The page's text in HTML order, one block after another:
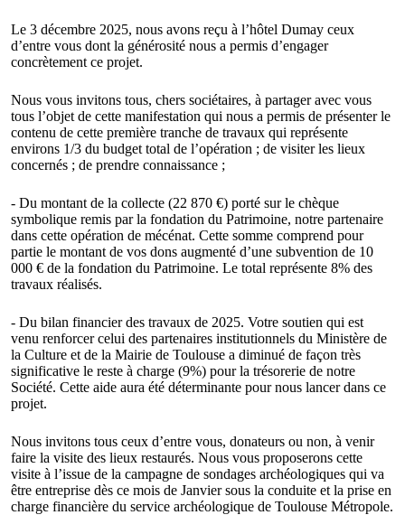
Le 3 décembre 2025, nous avons reçu à l’hôtel Dumay ceux
d’entre vous dont la générosité nous a permis d’engager
concrètement ce projet.
Nous vous invitons tous, chers sociétaires, à partager avec vous
tous l’objet de cette manifestation qui nous a permis de présenter le
contenu de cette première tranche de travaux qui représente
environs 1/3 du budget total de l’opération ; de visiter les lieux
concernés ; de prendre connaissance ;
- Du montant de la collecte (22 870 €) porté sur le chèque
symbolique remis par la fondation du Patrimoine, notre partenaire
dans cette opération de mécénat. Cette somme comprend pour
partie le montant de vos dons augmenté d’une subvention de 10
000 € de la fondation du Patrimoine. Le total représente 8% des
travaux réalisés.
- Du bilan financier des travaux de 2025. Votre soutien qui est
venu renforcer celui des partenaires institutionnels du Ministère de
la Culture et de la Mairie de Toulouse a diminué de façon très
significative le reste à charge (9%) pour la trésorerie de notre
Société. Cette aide aura été déterminante pour nous lancer dans ce
projet.
Nous invitons tous ceux d’entre vous, donateurs ou non, à venir
faire la visite des lieux restaurés. Nous vous proposerons cette
visite à l’issue de la campagne de sondages archéologiques qui va
être entreprise dès ce mois de Janvier sous la conduite et la prise en
charge financière du service archéologique de Toulouse Métropole.